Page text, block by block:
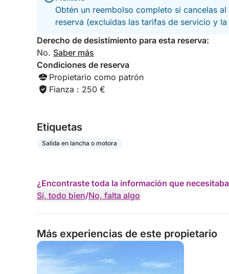
Obtén un reembolso completo si cancelas
reserva (excluidas las tarifas de servicio y
Derecho de desistimiento para esta reserva:
No. Saber más
Condiciones de reserva
Propietario como patrón
Fianza : 250 €
Etiquetas
Salida en lancha o motora
¿Encontraste toda la información que
Sí, todo bien/No, falta algo
Más experiencias de este propietario